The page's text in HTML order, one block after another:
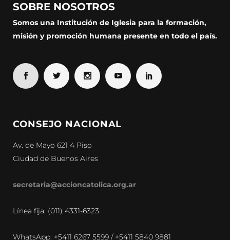
SOBRE NOSOTROS
Somos una Institución de Iglesia para la formación,
misión y promoción humana presente en todo el país.
CONSEJO NACIONAL
Av. de Mayo 621 4 Piso
Ciudad de Buenos Aires
secretaria@accioncatolica.org.ar
Línea fija: (011) 4331-6323
WhatsApp: +5411 6267 5599 / +5411 5840 9881